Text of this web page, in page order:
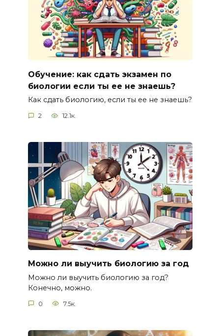
Обучение: как сдать экзамен по
биологии если ты ее не знаешь?
Как сдать биологию, если ты ее не знаешь?
2 12.1к.
Можно ли выучить биологию за год
Можно ли выучить биологию за год?
Конечно, можно.
0 7.5к.